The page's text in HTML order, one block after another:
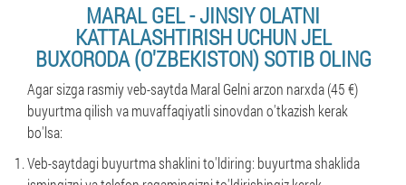
MARAL GEL - JINSIY OLATNI
KATTALASHTIRISH UCHUN JEL
BUXORODA (O'ZBEKISTON) SOTIB OLING
Agar sizga rasmiy veb-saytda Maral Gelni arzon narxda (45 €)
buyurtma qilish va muvaffaqiyatli sinovdan o'tkazish kerak
bo'lsa:
Veb-saytdagi buyurtma shaklini to'ldiring: buyurtma shaklida